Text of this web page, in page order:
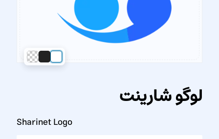
لوگو شارینت
Sharinet Logo